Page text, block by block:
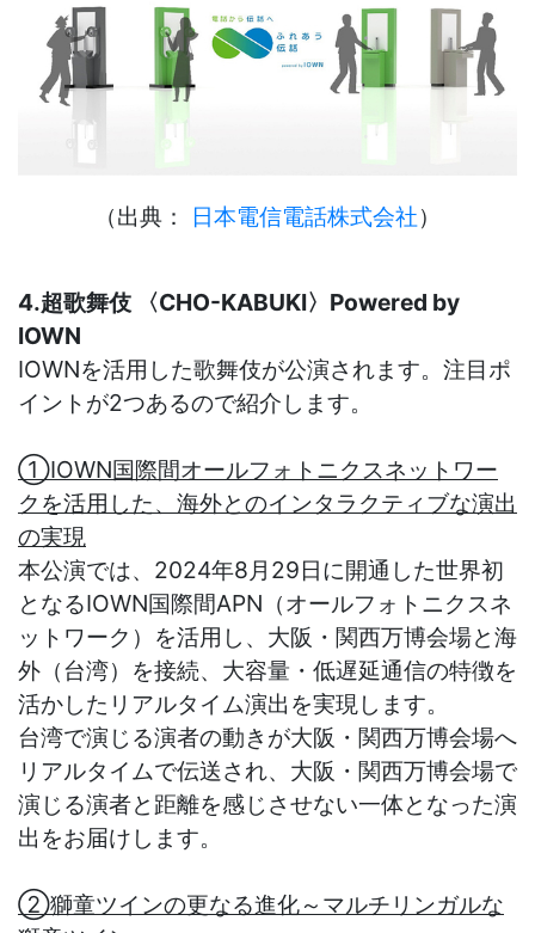
（出典： 日本電信電話株式会社）
4.超歌舞伎 〈CHO-KABUKI〉Powered by
IOWN
IOWNを活用した歌舞伎が公演されます。注目ポ
イントが2つあるので紹介します。
①IOWN国際間オールフォトニクスネットワー
クを活用した、海外とのインタラクティブな演出
の実現
本公演では、2024年8月29日に開通した世界初
となるIOWN国際間APN（オールフォトニクスネ
ットワーク）を活用し、大阪・関西万博会場と海
外（台湾）を接続、大容量・低遅延通信の特徴を
活かしたリアルタイム演出を実現します。
台湾で演じる演者の動きが大阪・関西万博会場へ
リアルタイムで伝送され、大阪・関西万博会場で
演じる演者と距離を感じさせない一体となった演
出をお届けします。
②獅童ツインの更なる進化～マルチリンガルな